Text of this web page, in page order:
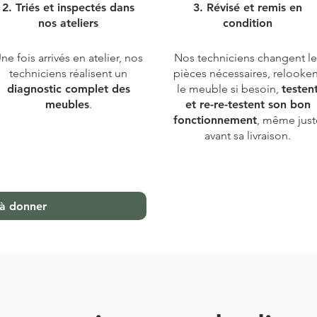
2. Triés et inspectés dans
nos ateliers
fois arrivés en atelier, nos
techniciens réalisent un
diagnostic complet des
meubles.
3. Révisé et remis en
condition
Nos techniciens changent
pièces nécessaires,
le meuble si besoin,
et re-re-testent son bon
fonctionnement, même
avant sa livraison.
donner